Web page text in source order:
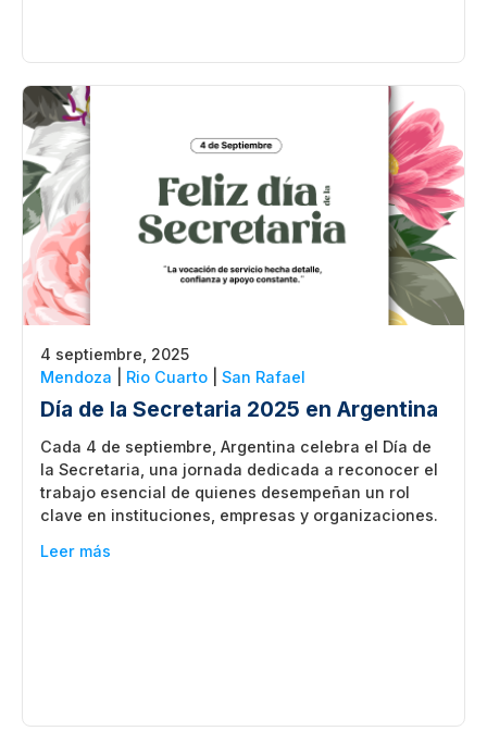
4 septiembre, 2025
Mendoza
Rio Cuarto San Rafael
Día de la Secretaria 2025 en Argentina
Cada 4 de septiembre, Argentina celebra el Día de
la Secretaria, una jornada dedicada a reconocer el
trabajo esencial de quienes desempeñan un rol
clave en instituciones, empresas y organizaciones.
Leer más